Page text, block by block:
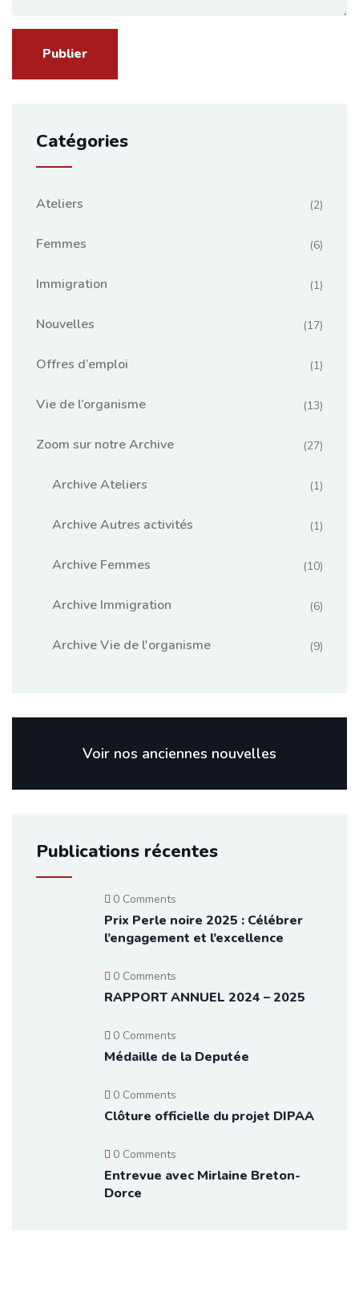
Catégories
Ateliers (2)
Femmes (6)
Immigration (1)
Nouvelles (17)
Offres d’emploi (1)
Vie de l’organisme (13)
Zoom sur notre Archive (27)
Archive Ateliers (1)
Archive Autres activités (1)
Archive Femmes (10)
Archive Immigration (6)
Archive Vie de l'organisme (9)
Voir nos anciennes nouvelles
Publications récentes
0 Comments
Prix Perle noire 2025 : Célébrer
l’engagement et l’excellence
0 Comments
RAPPORT ANNUEL 2024 – 2025
0 Comments
Médaille de la Deputée
0 Comments
Clôture officielle du projet DIPAA
0 Comments
Entrevue avec Mirlaine Breton-
Dorce